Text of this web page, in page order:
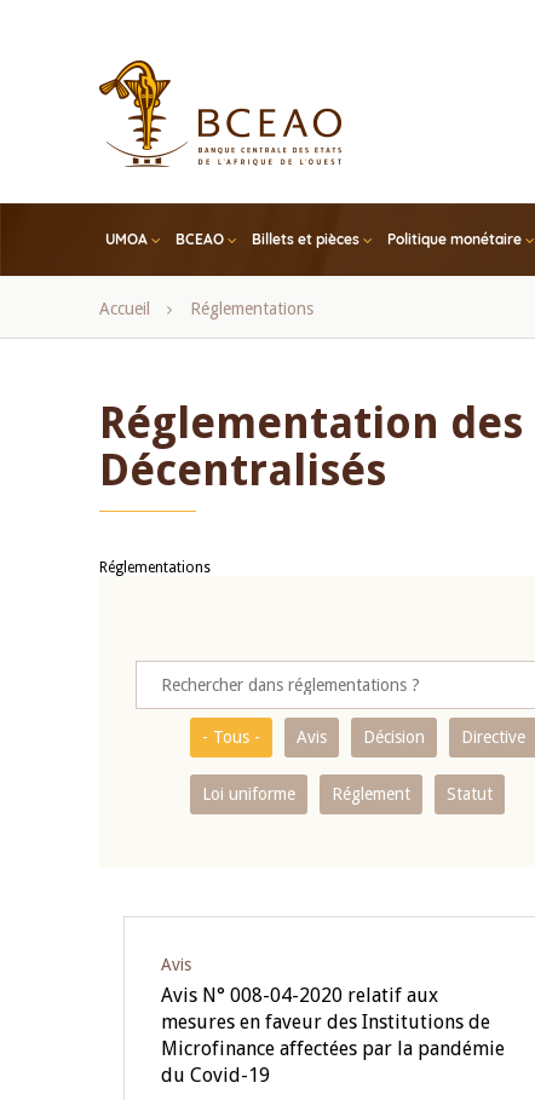
UMOA BCEAO Billets et pièces Politique monétaire
Fil
Accueil Réglementations
Réglementation des
Décentralisés
Réglementations
- Tous - Avis Décision Directive
Loi uniforme Réglement Statut
Avis
Avis N° 008-04-2020 relatif aux
mesures en faveur des Institutions de
Microfinance affectées par la pandémie
du Covid-19